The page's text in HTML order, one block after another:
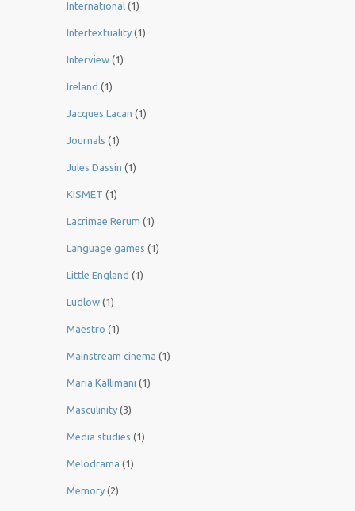
International (1)
Intertextuality (1)
Interview (1)
Ireland (1)
Jacques Lacan (1)
Journals (1)
Jules Dassin (1)
KISMET (1)
Lacrimae Rerum (1)
Language games (1)
Little England (1)
Ludlow (1)
Maestro (1)
Mainstream cinema (1)
Maria Kallimani (1)
Masculinity (3)
Media studies (1)
Melodrama (1)
Memory (2)